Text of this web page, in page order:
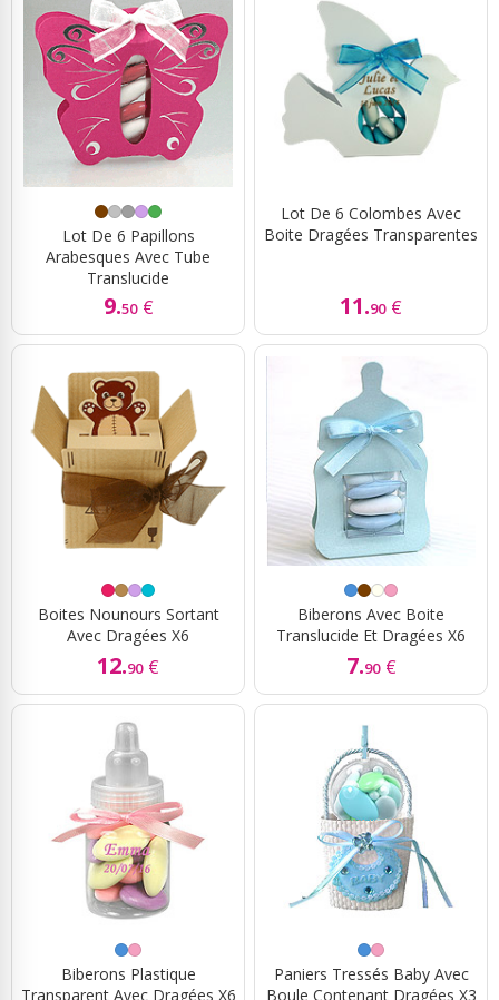
Lot De 6 Papillons
Arabesques Avec Tube
Translucide
9.50 €
Lot De 6 Colombes Avec
Boite Dragées Transparentes
11.90 €
Boites Nounours Sortant
Avec Dragées X6
12.90 €
Biberons Avec Boite
Translucide Et Dragées X6
7.90 €
Biberons Plastique
Transparent Avec Dragées X6
Paniers Tressés Baby Avec
Boule Contenant Dragées X3